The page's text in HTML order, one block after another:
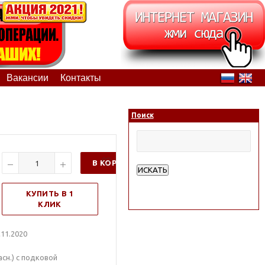
Вакансии Контакты
В КОРЗИНУ
КУПИТЬ В 1
КЛИК
с подковой
Поиск
ИСКАТЬ